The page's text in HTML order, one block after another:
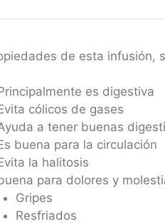
de esta infusión,
es digestiva
cólicos de gases
a tener buenas
buena para la circulación
la halitosis
para dolores y
Gripes
Resfriados